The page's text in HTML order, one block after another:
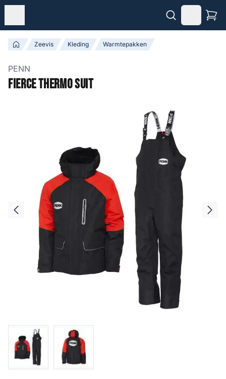
Zeevis Kleding Warmtepakken
PENN
Fierce Thermo Suit